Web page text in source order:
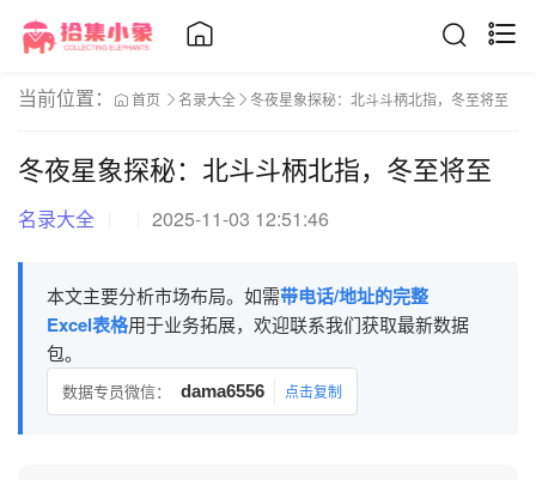
当前位置： 首页 名录大全 冬夜星象探秘：北斗斗柄北指，冬至将至
冬夜星象探秘：北斗斗柄北指，冬至将至
名录大全 2025-11-03 12:51:46
本文主要分析市场布局。如需带电话/地址的完整
Excel表格用于业务拓展，欢迎联系我们获取最新数据
包。
数据专员微信： dama6556 点击复制